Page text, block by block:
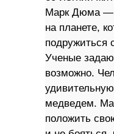
Марк Дюма —
на планете,
подружиться
Ученые
возможно.
медведем.
положить